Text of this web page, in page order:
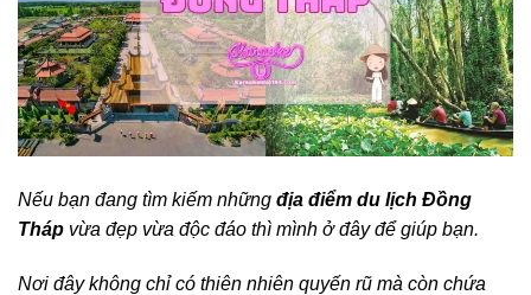
Nếu bạn đang tìm kiếm những địa điểm du lịch Đồng
Tháp vừa đẹp vừa độc đáo thì mình ở đây để giúp bạn.
Nơi đây không chỉ có thiên nhiên quyến rũ mà còn chứa